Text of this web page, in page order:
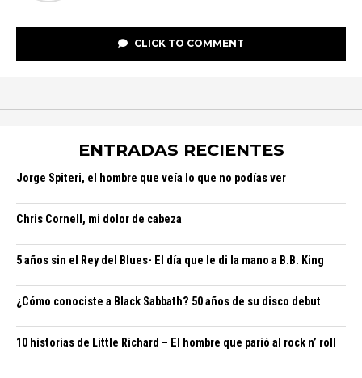
CLICK TO COMMENT
ENTRADAS RECIENTES
Jorge Spiteri, el hombre que veía lo que no podías ver
Chris Cornell, mi dolor de cabeza
5 años sin el Rey del Blues- El día que le di la mano a B.B. King
¿Cómo conociste a Black Sabbath? 50 años de su disco debut
10 historias de Little Richard – El hombre que parió al rock n’ roll